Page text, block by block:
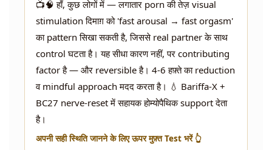
📺🧠 हाँ, कुछ लोगों में — लगातार porn की तेज़ visual
stimulation दिमाग़ को 'fast arousal → fast orgasm'
का pattern सिखा सकती है, जिससे real partner के साथ
control घटता है। यह सीधा कारण नहीं, पर contributing
factor है — और reversible है। 4-6 हफ़्ते का reduction
व mindful approach मदद करता है। 💧 Bariffa-X +
BC27 nerve-reset में सहायक होम्योपैथिक support देता
है।
अपनी सही स्थिति जानने के लिए ऊपर मुफ़्त Test भरें 👆